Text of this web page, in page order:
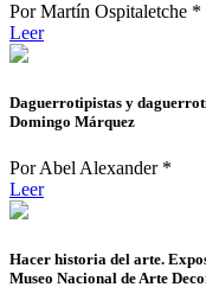
Por Martín Ospitaletche *
Leer
Daguerrotipistas y
Domingo Márquez
Por Abel Alexander *
Leer
Hacer historia del arte.
Museo Nacional de Arte